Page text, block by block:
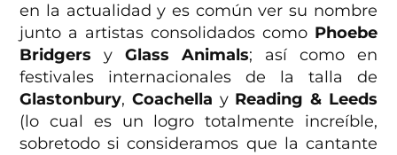
en la actualidad y es común ver su nombre
junto a artistas consolidados como Phoebe
Bridgers yGlass Animals; así como en
festivales internacionales de la talla de
Glastonbury,Coachella y Reading & Leeds
(lo cual es un logro totalmente increíble,
sobretodo si consideramos que la cantante